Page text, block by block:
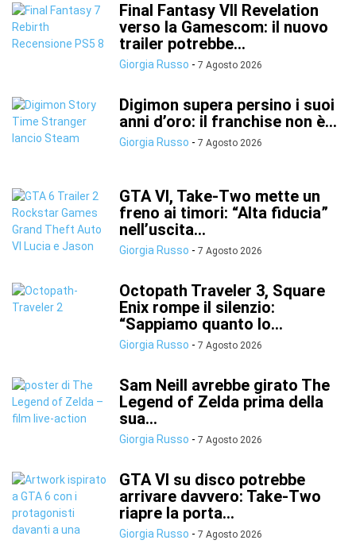
Final Fantasy VII Revelation
verso la Gamescom: il nuovo
trailer potrebbe...
Giorgia Russo - 7 Agosto 2026
Digimon supera persino i suoi
anni d’oro: il franchise non è...
Giorgia Russo - 7 Agosto 2026
GTA VI, Take-Two mette un
freno ai timori: “Alta fiducia”
nell’uscita...
Giorgia Russo - 7 Agosto 2026
Octopath Traveler 3, Square
Enix rompe il silenzio:
“Sappiamo quanto lo...
Giorgia Russo - 7 Agosto 2026
Sam Neill avrebbe girato The
Legend of Zelda prima della
sua...
Giorgia Russo - 7 Agosto 2026
GTA VI su disco potrebbe
arrivare davvero: Take-Two
riapre la porta...
Giorgia Russo - 7 Agosto 2026